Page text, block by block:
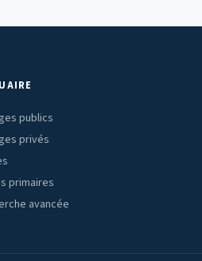
publics
privés
primaires
avancée